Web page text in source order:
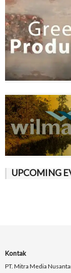
UPCOMING
Kontak
PT. Mitra Media